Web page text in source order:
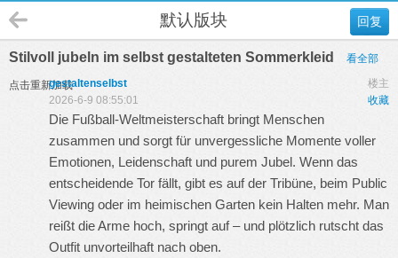
回复
默认版块
Stilvoll jubeln im selbst gestalteten Sommerkleid 看全部
点击重新加载 楼主
gestaltenselbst
收藏
2026-6-9 08:55:01
Die Fußball-Weltmeisterschaft bringt Menschen
zusammen und sorgt für unvergessliche Momente voller
Emotionen, Leidenschaft und purem Jubel. Wenn das
entscheidende Tor fällt, gibt es auf der Tribüne, beim Public
Viewing oder im heimischen Garten kein Halten mehr. Man
reißt die Arme hoch, springt auf – und plötzlich rutscht das
Outfit unvorteilhaft nach oben.